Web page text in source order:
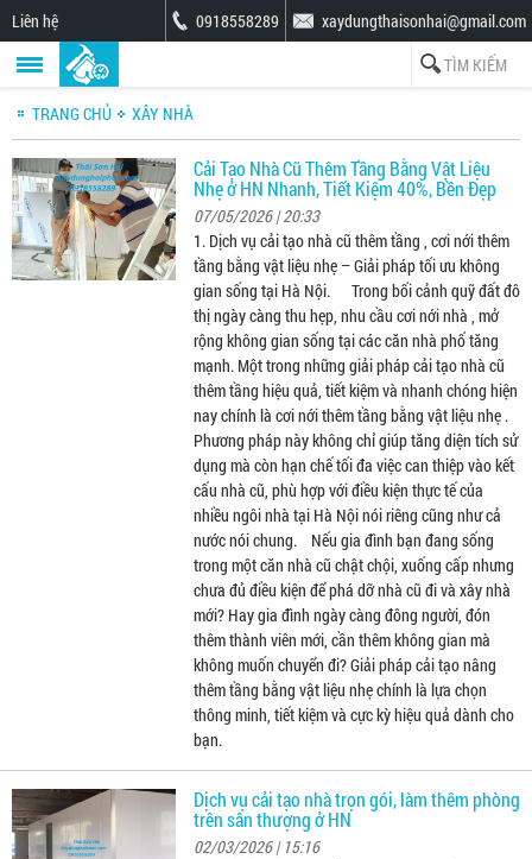
Liên hệ xaydungthaisonhai@gmail.com
0918558289
TRANG CHỦ XÂY NHÀ
Cải Tạo Nhà Cũ Thêm Tầng Bằng Vật Liệu
Nhẹ ở HN Nhanh, Tiết Kiệm 40%, Bền Đẹp
07/05/2026 | 20:33
1. Dịch vụ cải tạo nhà cũ thêm tầng , cơi nới thêm
tầng bằng vật liệu nhẹ – Giải pháp tối ưu không
gian sống tại Hà Nội. Trong bối cảnh quỹ đất đô
thị ngày càng thu hẹp, nhu cầu cơi nới nhà , mở
rộng không gian sống tại các căn nhà phố tăng
mạnh. Một trong những giải pháp cải tạo nhà cũ
thêm tầng hiệu quả, tiết kiệm và nhanh chóng hiện
nay chính là cơi nới thêm tầng bằng vật liệu nhẹ .
Phương pháp này không chỉ giúp tăng diện tích sử
dụng mà còn hạn chế tối đa việc can thiệp vào kết
cấu nhà cũ, phù hợp với điều kiện thực tế của
nhiều ngôi nhà tại Hà Nội nói riêng cũng như cả
nước nói chung. Nếu gia đình bạn đang sống
trong một căn nhà cũ chật chội, xuống cấp nhưng
chưa đủ điều kiện để phá dỡ nhà cũ đi và xây nhà
mới? Hay gia đình ngày càng đông người, đón
thêm thành viên mới, cần thêm không gian mà
không muốn chuyển đi? Giải pháp cải tạo nâng
thêm tầng bằng vật liệu nhẹ chính là lựa chọn
thông minh, tiết kiệm và cực kỳ hiệu quả dành cho
bạn.
Dịch vụ cải tạo nhà trọn gói, làm thêm phòng
trên sân thượng ở HN
02/03/2026 | 15:16